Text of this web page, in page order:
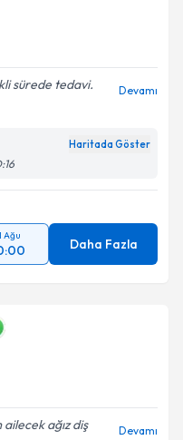
sürede tedavi.
Devamı
Haritada Göster
Ağu
Daha Fazla
ağız diş
Devamı